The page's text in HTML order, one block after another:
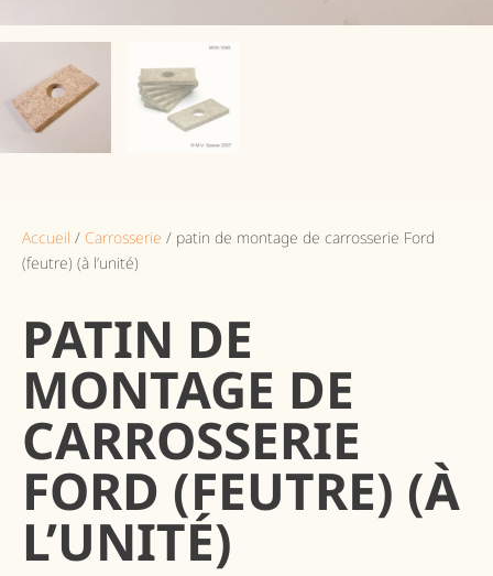
Accueil / Carrosserie / patin de montage de carrosserie Ford
(feutre) (à l’unité)
PATIN DE
MONTAGE DE
CARROSSERIE
FORD (FEUTRE) (À
L’UNITÉ)